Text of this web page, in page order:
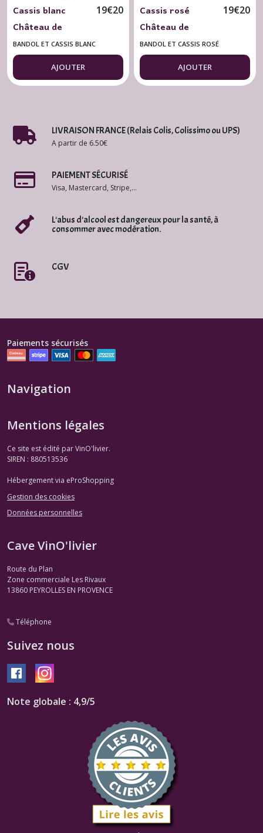
Cassis blanc
Château de
Fontcreuse BIO
Cuvée 2025
19€20
BANDOL ET CASSIS BLANC
AJOUTER
Cassis rosé
Château de
Fontcreuse BIO
2025
19€20
BANDOL ET CASSIS ROSÉ
AJOUTER
LIVRAISON FRANCE (Relais Colis, Colissimo ou UPS)
A partir de 6.50€
PAIEMENT SÉCURISÉ
Visa, Mastercard, Stripe,...
L'abus d'alcool est dangereux pour la santé, à
consommer avec modération.
CGV
Paiements sécurisés
Navigation
Mentions légales
Ce site est édité par VinO'livier.
SIREN : 880513536
Hébergement via eProShopping
Gestion des cookies
Données personnelles
Cave VinO'livier
Route du Plan
Zone commerciale Les Rivaux
13860 PEYROLLES EN PROVENCE
Téléphone
Suivez nous
Note globale : 4,9/5